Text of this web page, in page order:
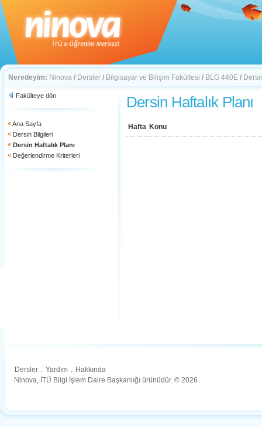
Neredeyim: Ninova / Dersler / Bilgisayar ve Bilişim Fakültesi / BLG 440E /
Fakülteye dön
Ana Sayfa
Dersin Bilgileri
Dersin Haftalık Planı
Değerlendirme Kriterleri
Dersin Haftalık Planı
Hafta Konu
Dersler . Yardım . Hakkında
Ninova, İTÜ Bilgi İşlem Daire Başkanlığı ürünüdür. © 2026